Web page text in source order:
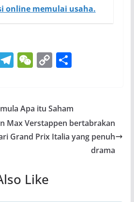
online memulai usaha.
T
gr
a
m
W
h
at
C
y
Li
n
S
e
Apa itu Saham
Max Verstappen bertabrakan
Grand Prix Italia yang penuh
drama
Like